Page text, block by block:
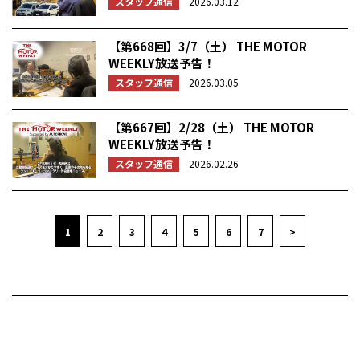
【第668回】3/7（土） THE MOTOR
WEEKLY放送予告！
スタッフ通信 2026.03.05
【第667回】2/28（土） THE MOTOR
WEEKLY放送予告！
スタッフ通信 2026.02.26
1 2 3 4 5 6 7 >